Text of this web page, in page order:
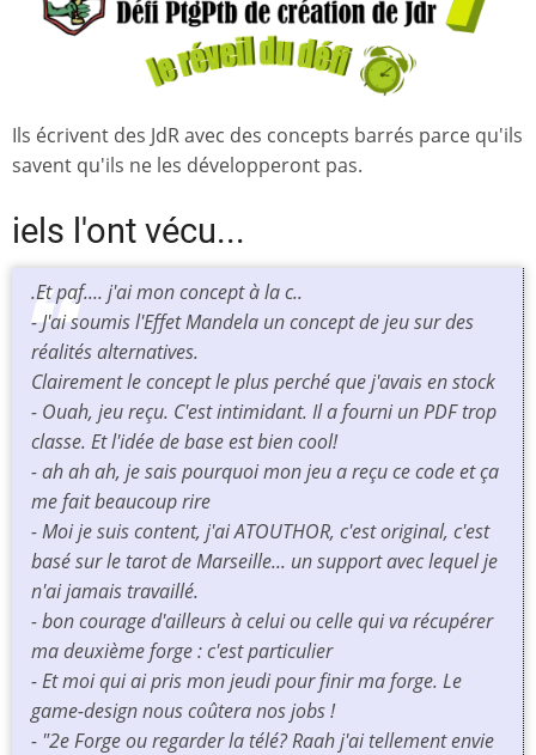
Ils écrivent des JdR avec des concepts barrés parce qu'ils
savent qu'ils ne les développeront pas.
iels l'ont vécu...
.Et paf.... j'ai mon concept à la c..
- J'ai soumis l'Effet Mandela un concept de jeu sur des
réalités alternatives.
Clairement le concept le plus perché que j'avais en stock
- Ouah, jeu reçu. C'est intimidant. Il a fourni un PDF trop
classe. Et l'idée de base est bien cool!
- ah ah ah, je sais pourquoi mon jeu a reçu ce code et ça
me fait beaucoup rire
- Moi je suis content, j'ai ATOUTHOR, c'est original, c'est
basé sur le tarot de Marseille... un support avec lequel je
n'ai jamais travaillé.
- bon courage d'ailleurs à celui ou celle qui va récupérer
ma deuxième forge : c'est particulier
- Et moi qui ai pris mon jeudi pour finir ma forge. Le
game-design nous coûtera nos jobs !
- "2e Forge ou regarder la télé? Raah j'ai tellement envie